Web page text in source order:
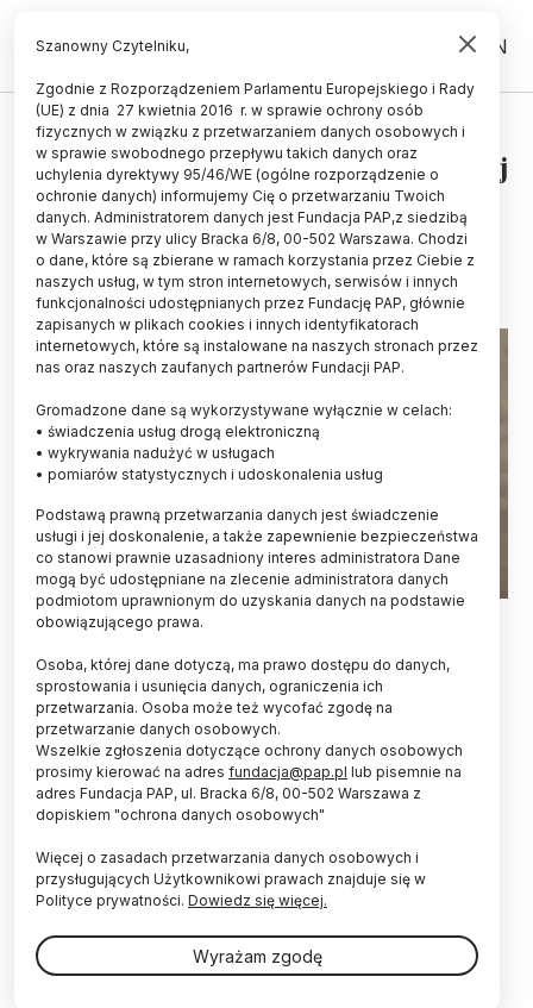
PL EN
HISTORIA I KULTURA
Polska humanistyka cyfrowa bliżej
struktur europejskich
04.03.2015
aktualizacja: 04.03.2015
2 minuty czytania
Foto: Fotolia
Kilkanaście instytucji naukowych stworzyło
największe w historii polskiej humanistyki
konsorcjum naukowe. Jego celem jest rozwój i
współpraca instytucji i badaczy zajmujących się
projektami z zakresu humanistyki cyfrowej w
naszym kraju – poinformował PAP prof. dr hab.
Aleksander Bursche, przewodniczący Rady
Konsorcjum DARIAH-PL.
Humanistyka cyfrowa polega na wykorzystaniu
edukacji w zakresie nauk humanistycznych i o
sztuce. Dzięki tej dziedzinie podejmowane są
Szanowny Czytelniku,
Zgodnie z Rozporządzeniem Parlamentu Europejskiego i Rady
(UE) z dnia 27 kwietnia 2016 r. w sprawie ochrony osób
fizycznych w związku z przetwarzaniem danych osobowych i
w sprawie swobodnego przepływu takich danych oraz
uchylenia dyrektywy 95/46/WE (ogólne rozporządzenie o
ochronie danych) informujemy Cię o przetwarzaniu Twoich
danych. Administratorem danych jest Fundacja PAP,z siedzibą
w Warszawie przy ulicy Bracka 6/8, 00-502 Warszawa. Chodzi
o dane, które są zbierane w ramach korzystania przez Ciebie z
naszych usług, w tym stron internetowych, serwisów i innych
funkcjonalności udostępnianych przez Fundację PAP, głównie
zapisanych w plikach cookies i innych identyfikatorach
internetowych, które są instalowane na naszych stronach przez
nas oraz naszych zaufanych partnerów Fundacji PAP.
Gromadzone dane są wykorzystywane wyłącznie w celach:
• świadczenia usług drogą elektroniczną
• wykrywania nadużyć w usługach
• pomiarów statystycznych i udoskonalenia usług
Podstawą prawną przetwarzania danych jest świadczenie
usługi i jej doskonalenie, a także zapewnienie bezpieczeństwa
co stanowi prawnie uzasadniony interes administratora Dane
mogą być udostępniane na zlecenie administratora danych
podmiotom uprawnionym do uzyskania danych na podstawie
obowiązującego prawa.
Osoba, której dane dotyczą, ma prawo dostępu do danych,
sprostowania i usunięcia danych, ograniczenia ich
przetwarzania. Osoba może też wycofać zgodę na
przetwarzanie danych osobowych.
Wszelkie zgłoszenia dotyczące ochrony danych osobowych
prosimy kierować na adres fundacja@pap.pl lub pisemnie na
adres Fundacja PAP, ul. Bracka 6/8, 00-502 Warszawa z
dopiskiem "ochrona danych osobowych"
Więcej o zasadach przetwarzania danych osobowych i
przysługujących Użytkownikowi prawach znajduje się w
Polityce prywatności. Dowiedz się więcej.
Wyrażam zgodę